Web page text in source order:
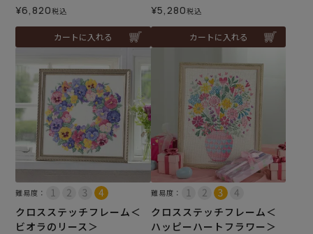
¥6,820税込
カートに入れる
¥5,280税込
カートに入れる
難易度：
クロスステッチフレーム＜
ビオラのリース＞
難易度：
クロスステッチフレーム＜
ハッピーハートフラワー＞